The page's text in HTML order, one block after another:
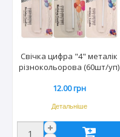
Свічка цифра "4" металік
різнокольорова (60шт/уп)
12.00 грн
Детальніше